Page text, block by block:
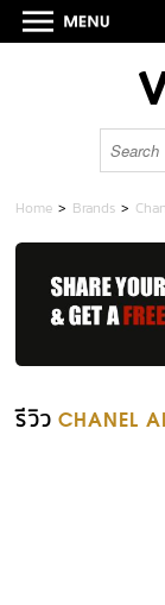
Home > Brands >
รีวิว CHANEL